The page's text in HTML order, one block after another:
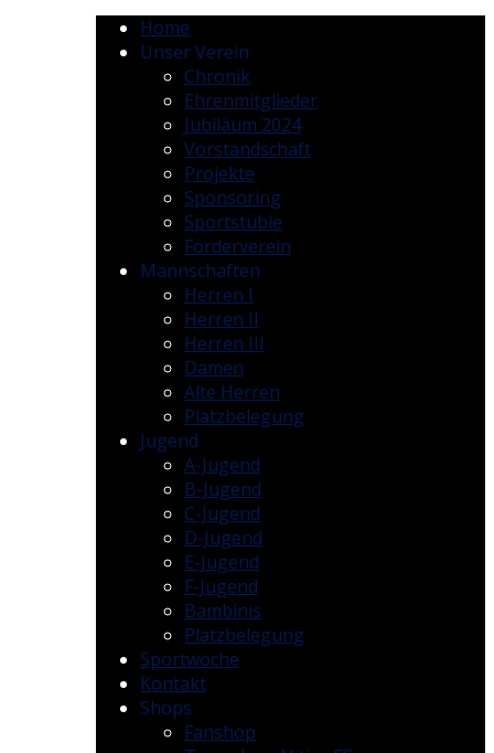
Home
Unser Verein
Chronik
Ehrenmitglieder
Jubiläum 2024
Vorstandschaft
Projekte
Sponsoring
Sportstüble
Förderverein
Mannschaften
Herren I
Herren II
Herren III
Damen
Alte Herren
Platzbelegung
Jugend
A-Jugend
B-Jugend
C-Jugend
D-Jugend
E-Jugend
F-Jugend
Bambinis
Platzbelegung
Sportwoche
Kontakt
Shops
Fanshop